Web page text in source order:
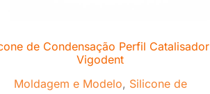
de Condensação Perfil
Vigodent
Moldagem e Modelo, Silicone de